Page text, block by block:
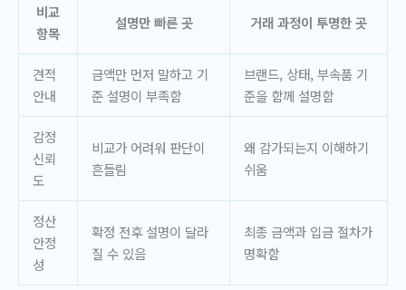
비교
항목
설명만 빠른 곳 거래 과정이 투명한 곳
견적
안내
금액만 먼저 말하고 기
준 설명이 부족함
브랜드, 상태, 부속품 기
준을 함께 설명함
감정
신뢰
도
비교가 어려워 판단이
흔들림
왜 감가되는지 이해하기
쉬움
정산
안정
성
확정 전후 설명이 달라
질 수 있음
최종 금액과 입금 절차가
명확함